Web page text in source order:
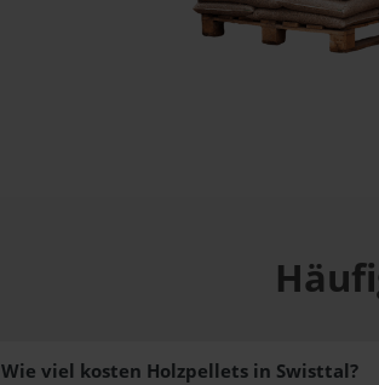
Wie viel kosten Holzpellets in Swisttal?